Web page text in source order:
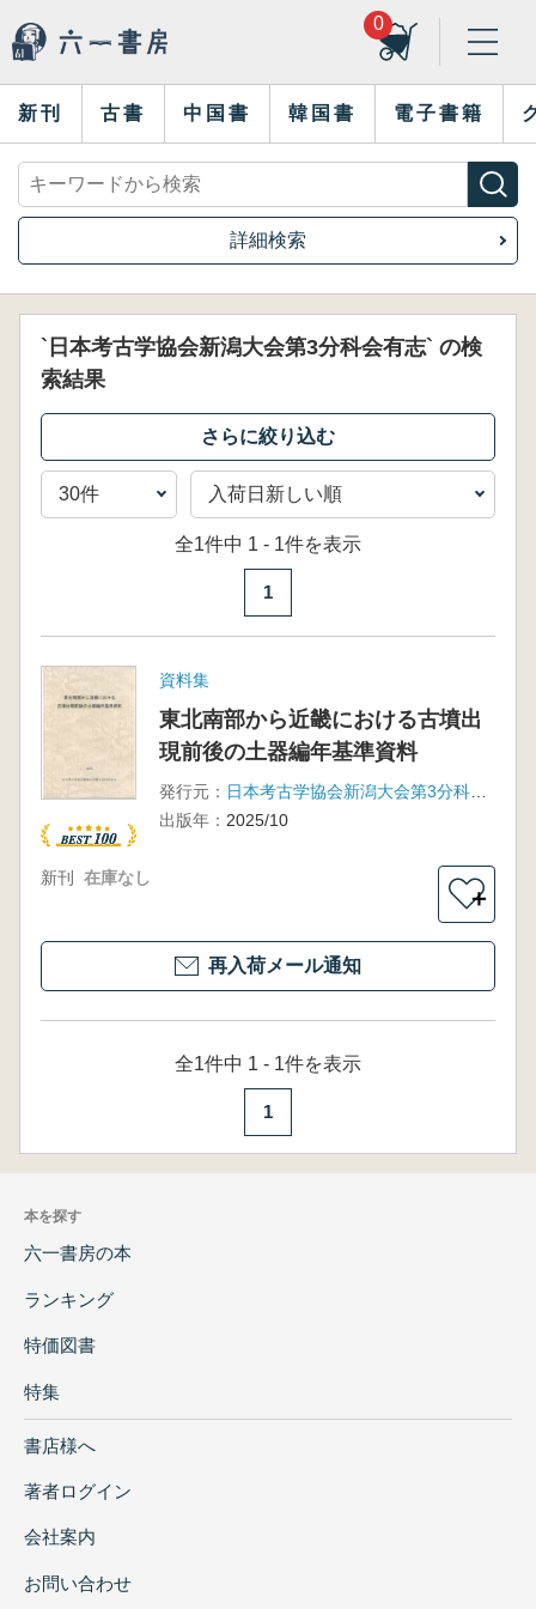
0
新刊 古書 中国書 韓国書 電子書籍
詳細検索
`日本考古学協会新潟大会第3分科会有志` の検
索結果
全1件中 1 - 1件を表示
1
資料集
東北南部から近畿における古墳出
現前後の土器編年基準資料
発行元：
日本考古学協会新潟大会第3分科会有志
出版年： 2025/10
新刊 在庫なし
＋
再入荷メール通知
全1件中 1 - 1件を表示
1
本を探す
六一書房の本
ランキング
特価図書
特集
書店様へ
著者ログイン
会社案内
お問い合わせ